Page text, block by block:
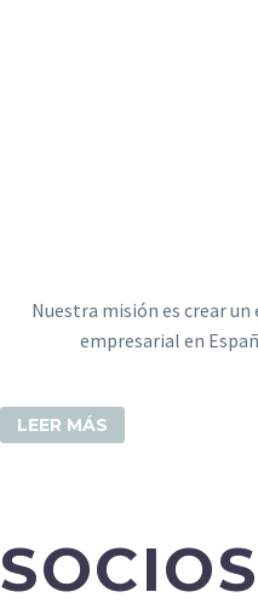
Nuestra misión es crear
empresarial en
LEER MÁS
SOCIOS